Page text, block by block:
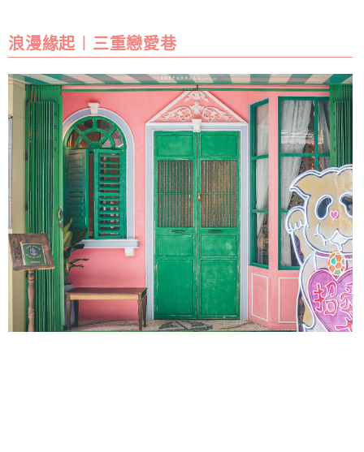
浪漫緣起︱三重戀愛巷